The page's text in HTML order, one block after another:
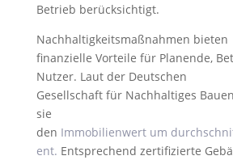
Betrieb berücksichtigt.
Nachhaltigkeitsmaßnahmen bieten
finanzielle Vorteile für Planende,
Nutzer. Laut der Deutschen
Gesellschaft für Nachhaltiges
sie
den Immobilienwert um
ent. Entsprechend zertifizierte